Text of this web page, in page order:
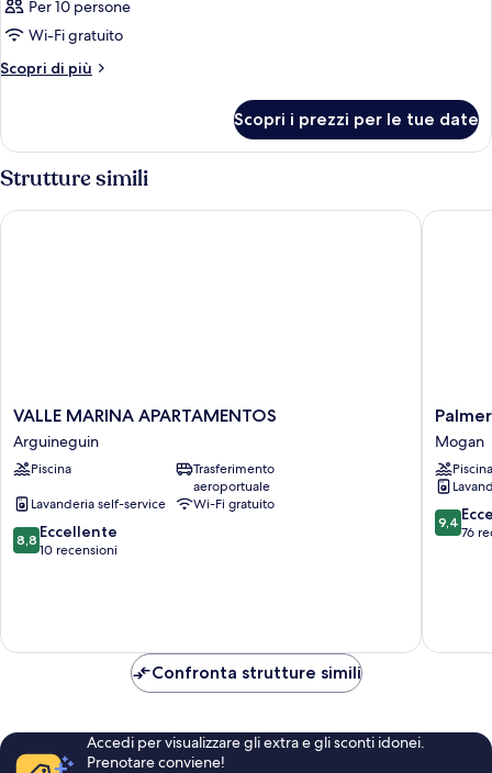
Per 10 persone
Wi-Fi gratuito
Scopri di più
Altri
Scopri i prezzi per le tue date
Strutture simili
VALLE
MARINA
APARTAMENTOS
Arguineguin
VALLE MARINA APARTAMENTOS
Arguineguin
Piscina
Trasferimento
aeroportuale
Lavanderia self-service
Wi-Fi gratuito
8.8
su
8,8 Eccellente
10 recensioni
VALLE MARINA APARTAMENTOS
Palmera
Sea
View
Mogan
Mogan
Piscina
9.4
su
9,4
76
Palmera
Confronta strutture simili
Accedi per visualizzare gli extra e gli sconti idonei.
Prenotare conviene!